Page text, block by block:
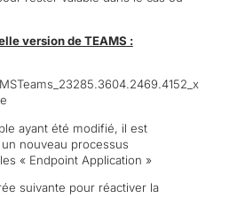
version de TEAMS :
ayant été modifié, il est
un nouveau processus
« Endpoint Application »
suivante pour réactiver la